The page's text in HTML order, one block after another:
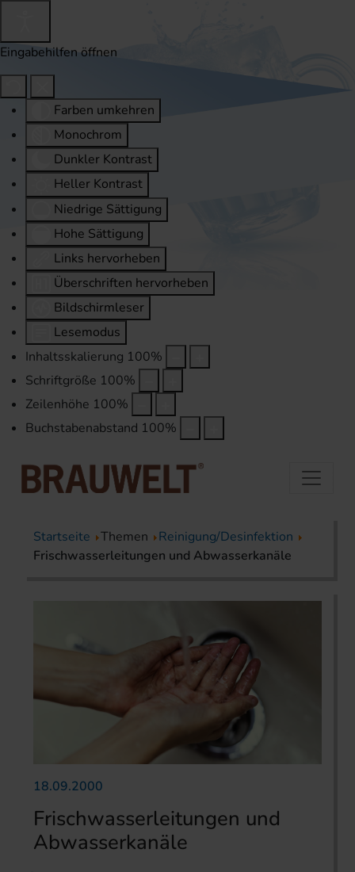
Eingabehilfen öffnen
Farben umkehren
Monochrom
Dunkler Kontrast
Heller Kontrast
Niedrige Sättigung
Hohe Sättigung
Links hervorheben
Überschriften hervorheben
Bildschirmleser
Lesemodus
Inhaltsskalierung 100%
Schriftgröße 100%
Zeilenhöhe 100%
Buchstabenabstand 100%
Startseite Themen
Reinigung/Desinfektion
Frischwasserleitungen und Abwasserkanäle
18.09.2000
Frischwasserleitungen und
Abwasserkanäle